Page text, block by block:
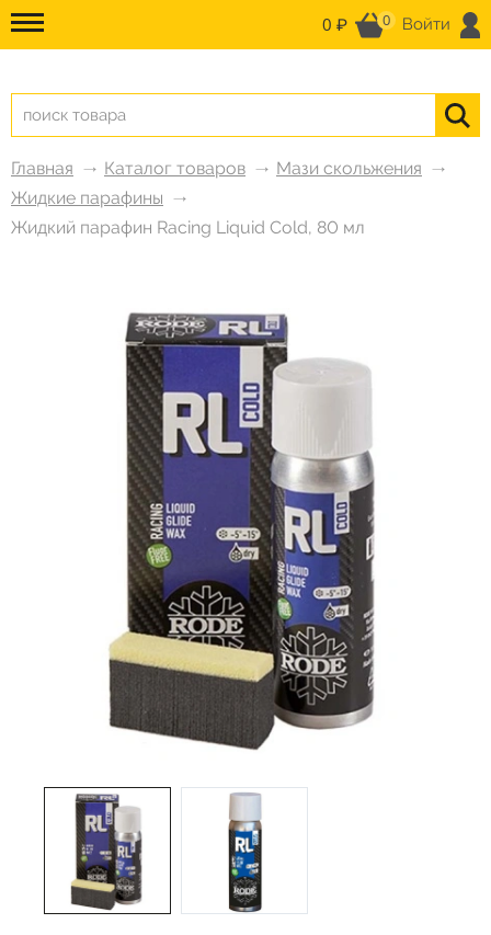
0 ₽ 0 Войти
Главная Каталог товаров
Мази скольжения
Жидкие парафины
Жидкий парафин Racing Liquid Cold, 80 мл